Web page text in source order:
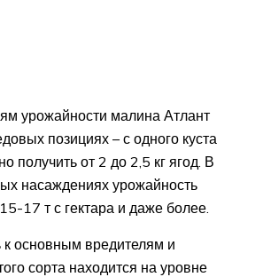
урожайности малина Атлант
позициях – с одного куста
получить от 2 до 2,5 кг ягод. В
насаждениях урожайность
17 т с гектара и даже более.
к основным вредителям и
сорта находится на уровне